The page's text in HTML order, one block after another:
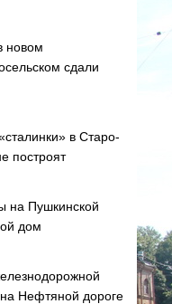
новом
сдали
в Старо-
построят
на Пушкинской
дом
Нефтяной дороге